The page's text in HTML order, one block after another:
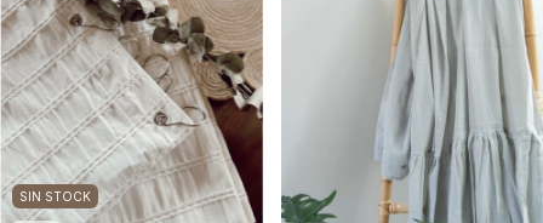
SIN STOCK